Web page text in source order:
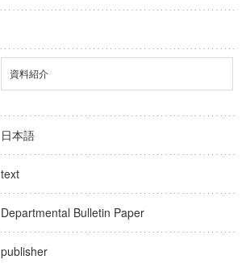
資料紹介
日本語
text
Departmental Bulletin Paper
publisher